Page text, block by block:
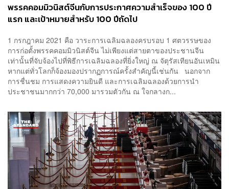
พรรคคอมมิวนิสต์จีนกับการประกาศความสำเร็จของ 100 ปี
แรก และเป้าหมายสำหรับ 100 ปีถัดไป
1 กรกฎาคม 2021 คือ วาระการเฉลิมฉลองครบรอบ 1 ศตวรรษของ
การก่อตั้งพรรคคอมมิวนิสต์จีน ไม่เพียงแต่สายตาของประชานจีน
เท่านั้นที่จับจ้องไปที่พิธีการเฉลิมฉลองที่ยิ่งใหญ่ ณ จัตุรัสเทียนอันเหมิน
หากแต่ทั่วโลกก็จ้องมองปรากฏการณ์ครั้งสำคัญนี้เช่นกัน นอกจาก
การชื่นชม การแสดงความยินดี และการเฉลิมฉลองด้วยการนำ
ประชาชนมากกว่า 70,000 มารวมตัวกัน ณ ใจกลางก...